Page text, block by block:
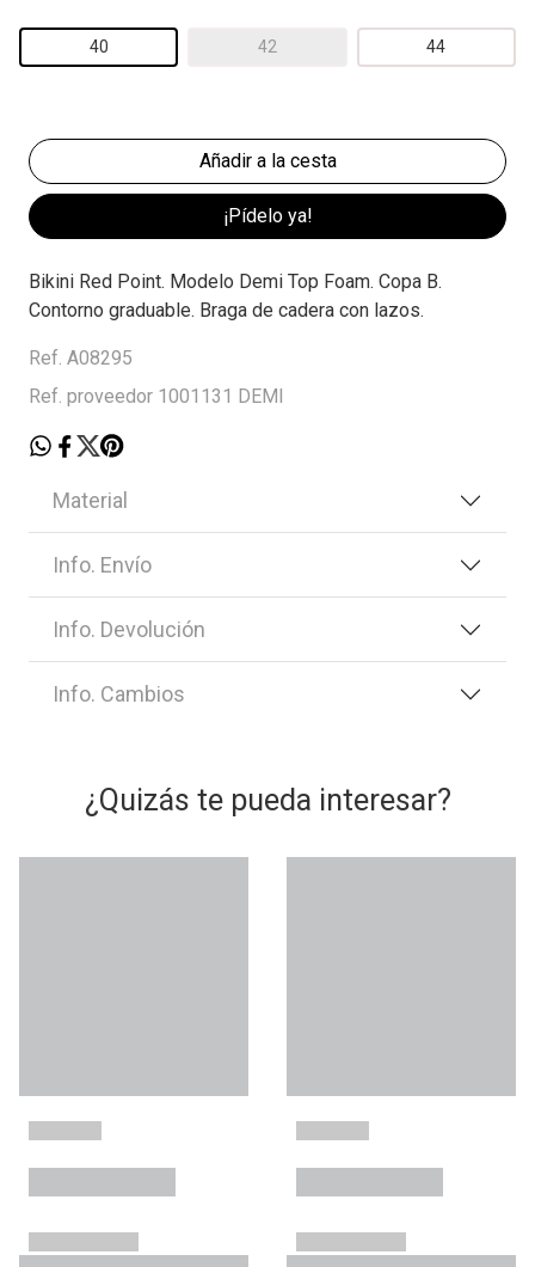
40 42 44
¡Pídelo ya!
Bikini Red Point. Modelo Demi Top Foam. Copa B.
Contorno graduable. Braga de cadera con lazos.
Ref. A08295
Ref. proveedor 1001131 DEMI
Material
Info. Envío
Info. Devolución
Info. Cambios
¿Quizás te pueda interesar?